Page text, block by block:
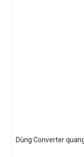
Dùng Converter